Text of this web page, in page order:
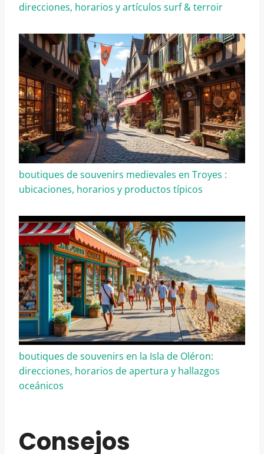
direcciones, horarios y artículos surf & terroir
boutiques de souvenirs medievales en Troyes :
ubicaciones, horarios y productos típicos
boutiques de souvenirs en la Isla de Oléron:
direcciones, horarios de apertura y hallazgos
oceánicos
Consejos